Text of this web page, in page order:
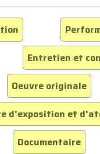
Entretien et
Oeuvre originale
d'exposition et
Documentaire